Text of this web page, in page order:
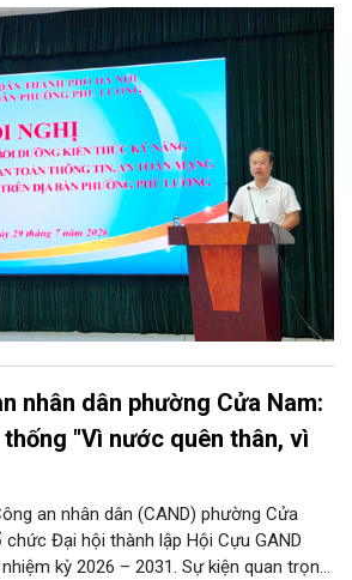
thành công Hội nghị tập huấn và diễn
ninh mạng, an ninh dữ liệu năm 2026.
kế bài bản, hướng tới đối tượng là toàn
chức, viên chức và người lao động
tại các cơ quan, đơn vị, phòng ban
phường.
nhân dân phường Cửa Nam:
"Vì nước quên thân, vì
an nhân dân (CAND) phường Cửa
Đại hội thành lập Hội Cựu GAND
kỳ 2026 – 2031. Sự kiện quan trọng